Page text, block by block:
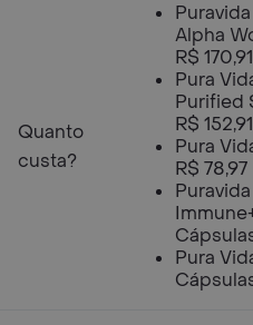
Quanto
custa?
Alpha
R$ 170,91
Pura
Purified
R$ 152,91
Pura
R$ 78,97
Pura